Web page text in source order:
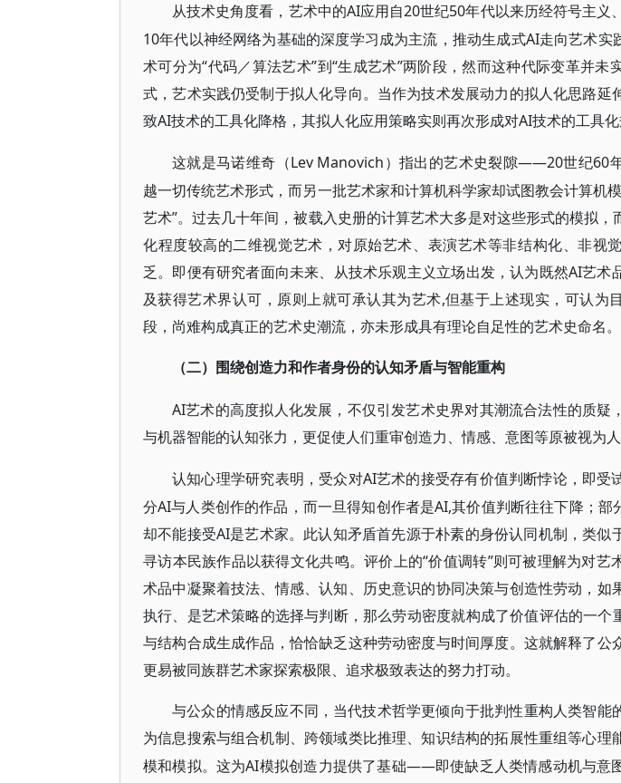
从技术史角度看，艺术中的AI应用自20世纪50年代以来历经符号主义
10年代以神经网络为基础的深度学习成为主流，推动生成式AI走向艺术实
术可分为“代码／算法艺术”到“生成艺术”两阶段，然而这种代际变革并未
式，艺术实践仍受制于拟人化导向。当作为技术发展动力的拟人化思路延
致AI技术的工具化降格，其拟人化应用策略实则再次形成对AI技术的工具化
这就是马诺维奇（Lev Manovich）指出的艺术史裂隙——20世纪60
越一切传统艺术形式，而另一批艺术家和计算机科学家却试图教会计算机
艺术”。过去几十年间，被载入史册的计算艺术大多是对这些形式的模拟
化程度较高的二维视觉艺术，对原始艺术、表演艺术等非结构化、非视
乏。即便有研究者面向未来、从技术乐观主义立场出发，认为既然AI艺术
及获得艺术界认可，原则上就可承认其为艺术,但基于上述现实，可认为
段，尚难构成真正的艺术史潮流，亦未形成具有理论自足性的艺术史命名。
（二）围绕创造力和作者身份的认知矛盾与智能重构
AI艺术的高度拟人化发展，不仅引发艺术史界对其潮流合法性的质疑
与机器智能的认知张力，更促使人们重审创造力、情感、意图等原被视为人
认知心理学研究表明，受众对AI艺术的接受存有价值判断悖论，即受
分AI与人类创作的作品，而一旦得知创作者是AI,其价值判断往往下降；部
却不能接受AI是艺术家。此认知矛盾首先源于朴素的身份认同机制，类似
寻访本民族作品以获得文化共鸣。评价上的“价值调转”则可被理解为对
术品中凝聚着技法、情感、认知、历史意识的协同决策与创造性劳动，如
执行、是艺术策略的选择与判断，那么劳动密度就构成了价值评估的一个
与结构合成生成作品，恰恰缺乏这种劳动密度与时间厚度。这就解释了公
更易被同族群艺术家探索极限、追求极致表达的努力打动。
与公众的情感反应不同，当代技术哲学更倾向于批判性重构人类智能
为信息搜索与组合机制、跨领域类比推理、知识结构的拓展性重组等心理
模和模拟。这为AI模拟创造力提供了基础——即使缺乏人类情感动机与意